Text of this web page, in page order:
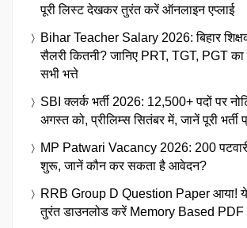
पूरी लिस्ट देखकर तुरंत करें ऑनलाइन एप्लाई
Bihar Teacher Salary 2026: बिहार
सैलरी कितनी? जानिए PRT, TGT, PGT
सभी भत्ते
SBI क्लर्क भर्ती 2026: 12,500+ पदों पर
अगस्त को, प्रीलिम्स सितंबर में, जानें पूरी भर्ती
MP Patwari Vacancy 2026: 200 पटवारी
शुरू, जानें कौन कर सकता है आवेदन?
RRB Group D Question Paper आया!
तुरंत डाउनलोड करें Memory Based PDF